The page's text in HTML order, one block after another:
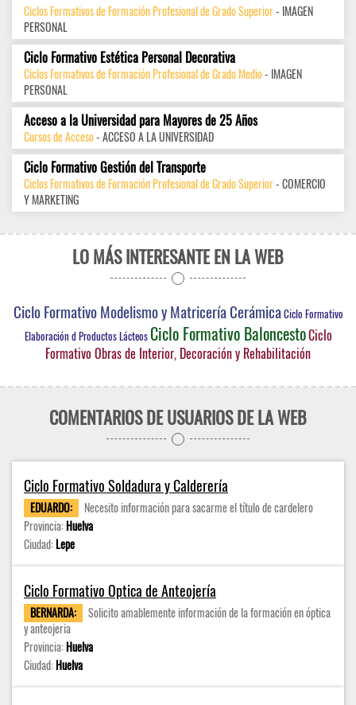
Ciclos Formativos de Formación Profesional de Grado Superior- IMAGEN
PERSONAL
Ciclo Formativo Estética Personal Decorativa
Ciclos Formativos de Formación Profesional de Grado Medio- IMAGEN
PERSONAL
Acceso a la Universidad para Mayores de 25 Años
Cursos de Acceso- ACCESO A LA UNIVERSIDAD
Ciclo Formativo Gestión del Transporte
Ciclos Formativos de Formación Profesional de Grado Superior- COMERCIO
Y MARKETING
LO MÁS INTERESANTE EN LA WEB
Ciclo Formativo Modelismo y Matricería CerámicaCiclo Formativo
Elaboración d Productos Lácteos Ciclo Formativo BaloncestoCiclo
Formativo Obras de Interior, Decoración y Rehabilitación
COMENTARIOS DE USUARIOS DE LA WEB
Ciclo Formativo Soldadura y Calderería
EDUARDO:
Necesito información para sacarme el título de cardelero
Provincia:Huelva
Ciudad:Lepe
Ciclo Formativo Optica de Anteojería
BERNARDA:
Solicito amablemente información de la formación en óptica
y anteojeria
Provincia:Huelva
Ciudad:Huelva